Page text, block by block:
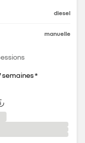
diesel
manuelle
semaines *